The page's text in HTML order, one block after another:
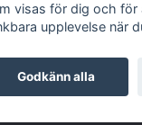
visas för dig och för
upplevelse när
Godkänn alla